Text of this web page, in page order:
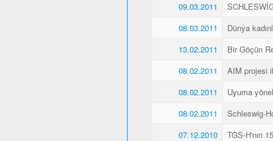
09.03.2011
08.03.2011
Dünya
13.02.2011
Bir Göçün
08.02.2011
AIM projesi
08.02.2011
Uyuma
08.02.2011
Schleswig-
07.12.2010
TGS-H'nın